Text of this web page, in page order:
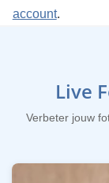
account.
Live
Verbeter jouw